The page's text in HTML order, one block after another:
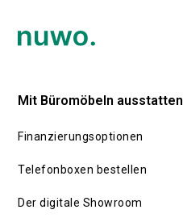
Mit Büromöbeln ausstatten
Finanzierungsoptionen
Telefonboxen bestellen
Der digitale Showroom